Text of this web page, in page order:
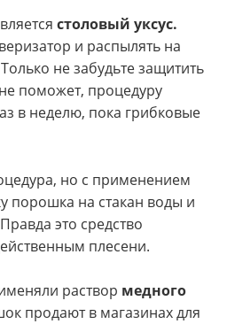
столовый уксус.
и распылять на
не забудьте защитить
поможет, процедуру
в неделю, пока грибковые
но с применением
порошка на стакан воды и
это средство
плесени.
раствор медного
продают в магазинах для